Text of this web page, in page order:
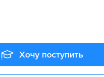
Хочу поступить